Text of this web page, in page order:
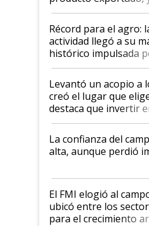
el agro aportó casi
diez dólares y sostuvo
liderazgo en un
récord
Récord para el agro:
actividad llegó a su
histórico impulsada
cosecha y las
Levantó un acopio a
creó el lugar que
destaca que invertir
kirchnerismo era
plata a un hijo para
Juan Félix Rossetti, el
que de una dura
de Milei
La confianza del
alta, aunque perdió
El FMI elogió al
ubicó entre los
para el crecimiento